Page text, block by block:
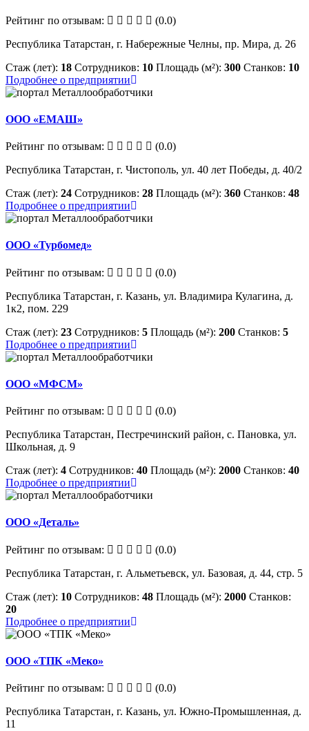
Рейтинг по отзывам:
(0.0)
Республика Татарстан, г. Набережные Челны, пр. Мира, д. 26
Стаж (лет): 18 Сотрудников: 10 Площадь (м²): 300 Станков: 10
Подробнее о предприятии
ООО «ЕМАШ»
Рейтинг по отзывам:
(0.0)
Республика Татарстан, г. Чистополь, ул. 40 лет Победы, д. 40/2
Стаж (лет): 24 Сотрудников: 28 Площадь (м²): 360 Станков: 48
Подробнее о предприятии
ООО «Турбомед»
Рейтинг по отзывам:
(0.0)
Республика Татарстан, г. Казань, ул. Владимира Кулагина, д.
1к2, пом. 229
Стаж (лет): 23 Сотрудников: 5 Площадь (м²): 200 Станков: 5
Подробнее о предприятии
ООО «МФСМ»
Рейтинг по отзывам:
(0.0)
Республика Татарстан, Пестречинский район, с. Пановка, ул.
Школьная, д. 9
Стаж (лет): 4 Сотрудников: 40 Площадь (м²): 2000 Станков: 40
Подробнее о предприятии
ООО «Деталь»
Рейтинг по отзывам:
(0.0)
Республика Татарстан, г. Альметьевск, ул. Базовая, д. 44, стр. 5
Стаж (лет): 10 Сотрудников: 48 Площадь (м²): 2000 Станков:
20
Подробнее о предприятии
ООО «ТПК «Меко»
Рейтинг по отзывам:
(0.0)
Республика Татарстан, г. Казань, ул. Южно-Промышленная, д.
11